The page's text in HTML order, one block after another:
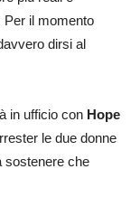
Per il momento
dirsi al
in ufficio con Hope
le due donne
sostenere che